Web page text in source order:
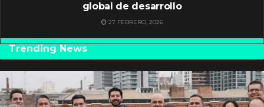
global de desarrollo
27 FEBRERO, 2026
Trending News